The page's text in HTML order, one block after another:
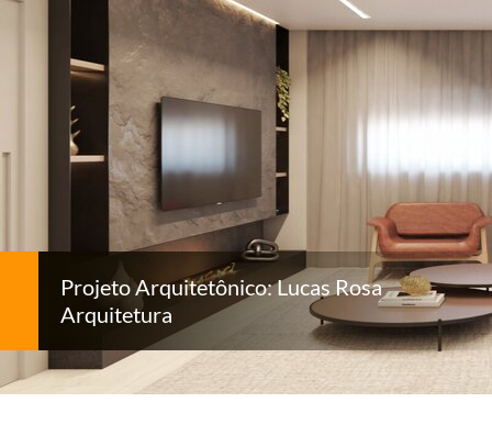
Projeto Arquitetônico: Lucas Rosa
Arquitetura